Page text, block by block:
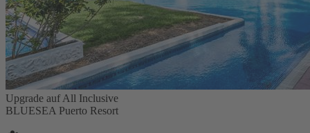
Upgrade auf All Inclusive
BLUESEA Puerto Resort